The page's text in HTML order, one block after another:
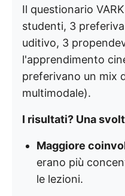
Il questionario
studenti, 3
uditivo, 3
l'apprendimento
preferivano un mix
multimodale).
I risultati? Una
Maggiore
erano più
le lezioni.